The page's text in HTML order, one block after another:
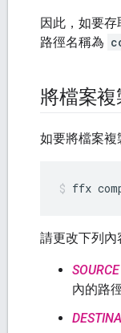
因此，如要存
路徑名稱為
將檔案
如要將檔案複
ffx
請更改下列內
SOURCE
內的路徑